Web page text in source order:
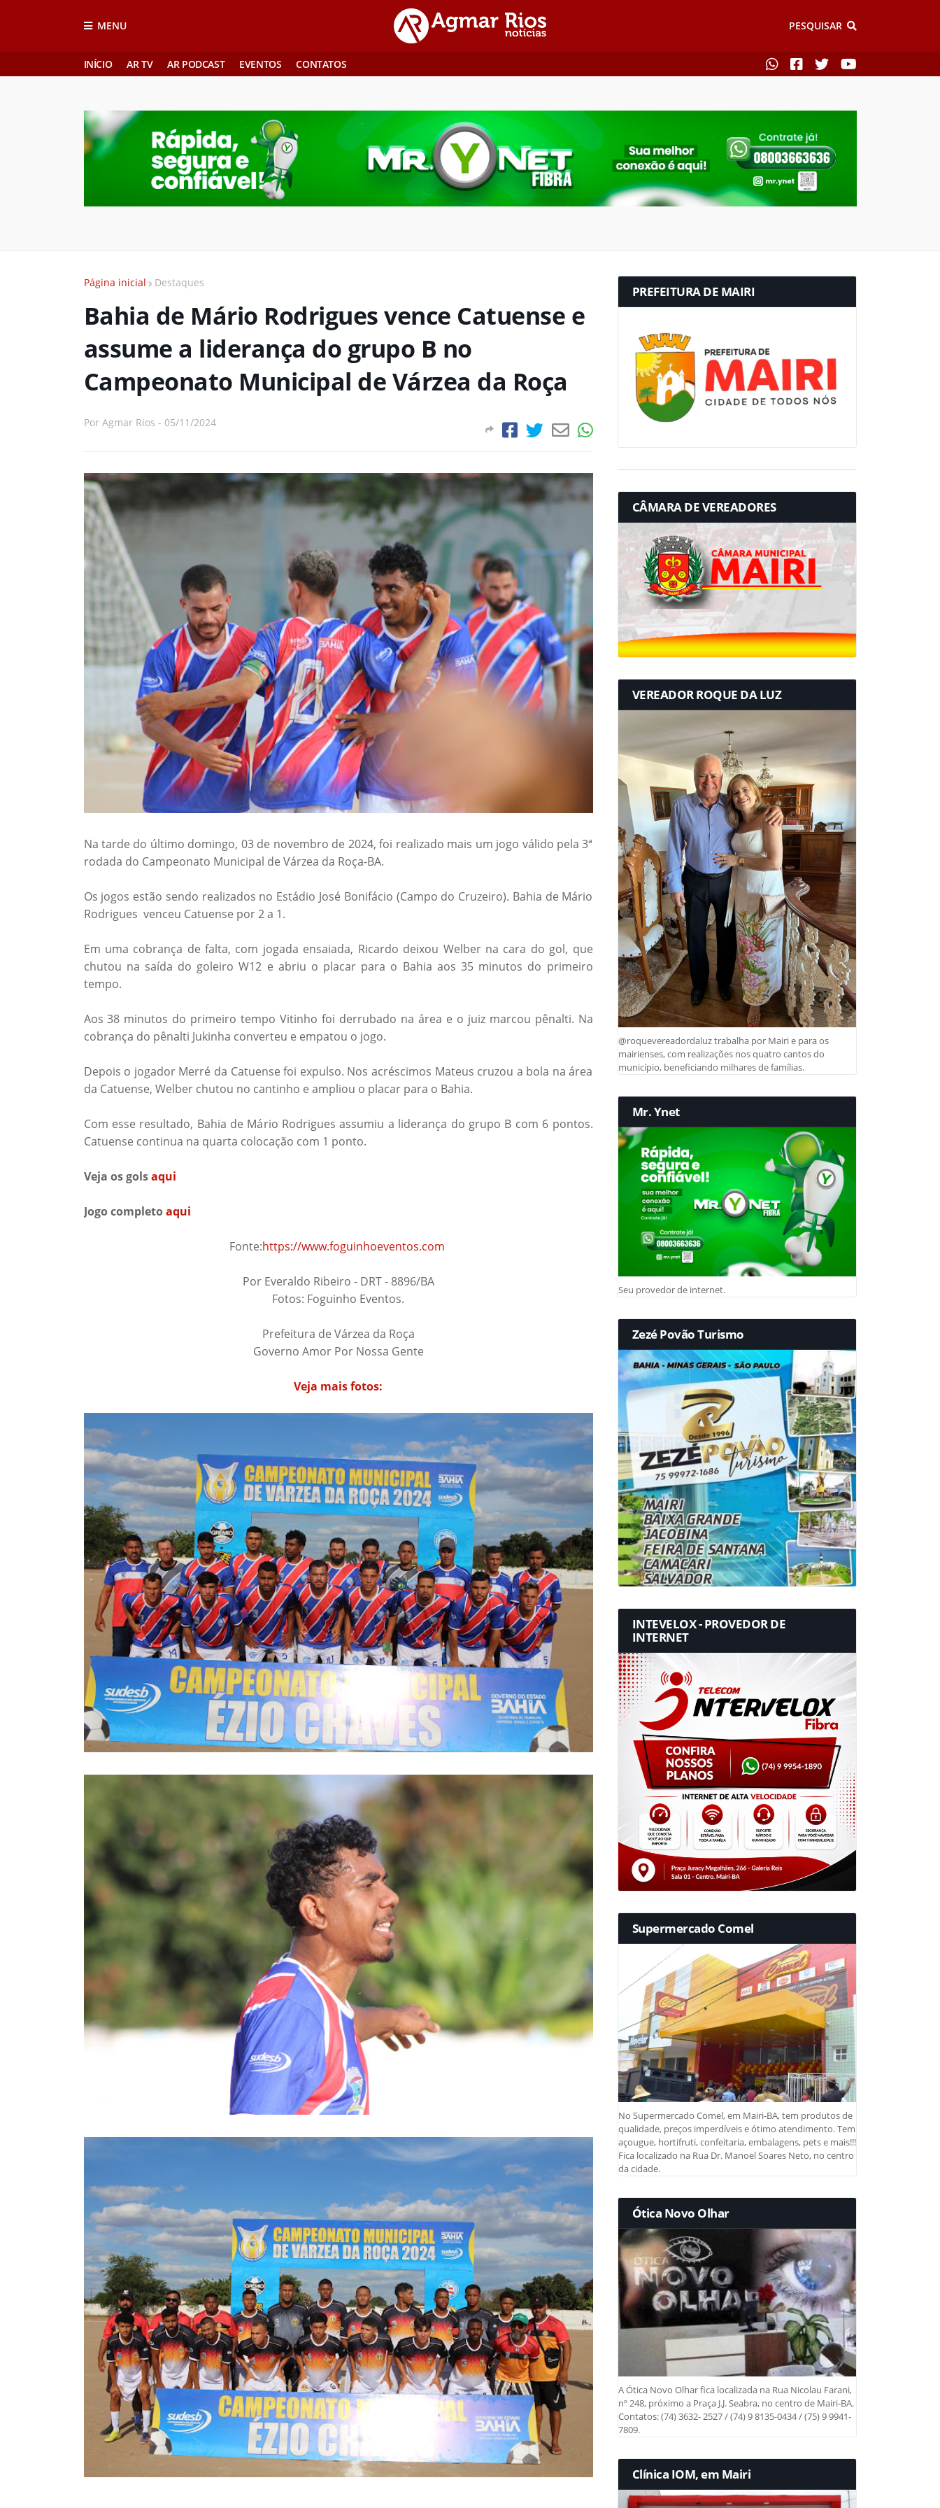
MENU PESQUISAR
INÍCIO AR TV AR PODCAST EVENTOS CONTATOS
Página inicial Destaques
Bahia de Mário Rodrigues vence Catuense e
assume a liderança do grupo B no
Campeonato Municipal de Várzea da Roça
Por Agmar Rios - 05/11/2024
Na tarde do último domingo, 03 de novembro de 2024, foi realizado mais um jogo válido pela 3ª
rodada do Campeonato Municipal de Várzea da Roça-BA.
Os jogos estão sendo realizados no Estádio José Bonifácio (Campo do Cruzeiro). Bahia de Mário
Rodrigues venceu Catuense por 2 a 1.
Em uma cobrança de falta, com jogada ensaiada, Ricardo deixou Welber na cara do gol, que
chutou na saída do goleiro W12 e abriu o placar para o Bahia aos 35 minutos do primeiro
tempo.
Aos 38 minutos do primeiro tempo Vitinho foi derrubado na área e o juiz marcou pênalti. Na
cobrança do pênalti Jukinha converteu e empatou o jogo.
Depois o jogador Merré da Catuense foi expulso. Nos acréscimos Mateus cruzou a bola na área
da Catuense, Welber chutou no cantinho e ampliou o placar para o Bahia.
Com esse resultado, Bahia de Mário Rodrigues assumiu a liderança do grupo B com 6 pontos.
Catuense continua na quarta colocação com 1 ponto.
Veja os golsaqui
Jogo completoaqui
Fonte:https://www.foguinhoeventos.com
Por Everaldo Ribeiro - DRT - 8896/BA
Fotos: Foguinho Eventos.
Prefeitura de Várzea da Roça
Governo Amor Por Nossa Gente
Veja mais fotos:
PREFEITURA DE MAIRI
CÂMARA DE VEREADORES
VEREADOR ROQUE DA LUZ
@roquevereadordaluz trabalha por Mairi e para os
mairienses, com realizações nos quatro cantos do
município, beneficiando milhares de famílias.
Mr. Ynet
Seu provedor de internet.
Zezé Povão Turismo
INTEVELOX - PROVEDOR DE
INTERNET
Supermercado Comel
No Supermercado Comel, em Mairi-BA, tem produtos de
qualidade, preços imperdíveis e ótimo atendimento. Tem
açougue, hortifruti, confeitaria, embalagens, pets e mais!!!
Fica localizado na Rua Dr. Manoel Soares Neto, no centro
da cidade.
Ótica Novo Olhar
A Ótica Novo Olhar fica localizada na Rua Nicolau Farani,
nº 248, próximo a Praça J.J. Seabra, no centro de Mairi-BA.
Contatos: (74) 3632- 2527 / (74) 9 8135-0434 / (75) 9 9941-
7809.
Clínica IOM, em Mairi